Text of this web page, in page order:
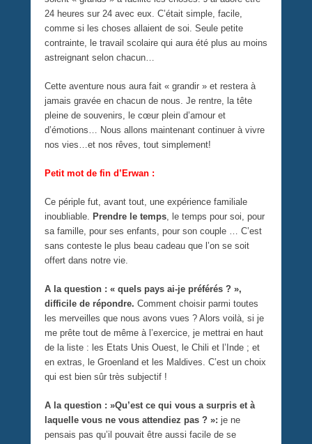
24 heures sur 24 avec eux. C’était simple, facile,
comme si les choses allaient de soi. Seule petite
contrainte, le travail scolaire qui aura été plus au moins
astreignant selon chacun…
Cette aventure nous aura fait « grandir » et restera à
jamais gravée en chacun de nous. Je rentre, la tête
pleine de souvenirs, le cœur plein d’amour et
d’émotions… Nous allons maintenant continuer à vivre
nos vies…et nos rêves, tout simplement!
Petit mot de fin d’Erwan :
Ce périple fut, avant tout, une expérience familiale
inoubliable. Prendre le temps, le temps pour soi, pour
sa famille, pour ses enfants, pour son couple … C’est
sans conteste le plus beau cadeau que l’on se soit
offert dans notre vie.
A la question : « quels pays ai-je préférés ? »,
difficile de répondre. Comment choisir parmi toutes
les merveilles que nous avons vues ? Alors voilà, si je
me prête tout de même à l’exercice, je mettrai en haut
de la liste : les Etats Unis Ouest, le Chili et l’Inde ; et
en extras, le Groenland et les Maldives. C’est un choix
qui est bien sûr très subjectif !
A la question : »Qu’est ce qui vous a surpris et à
laquelle vous ne vous attendiez pas ? »: je ne
pensais pas qu’il pouvait être aussi facile de se